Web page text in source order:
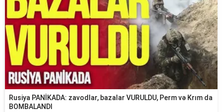
Rusiya PANİKADA: zavodlar, bazalar VURULDU, Perm və Krım da
BOMBALANDI